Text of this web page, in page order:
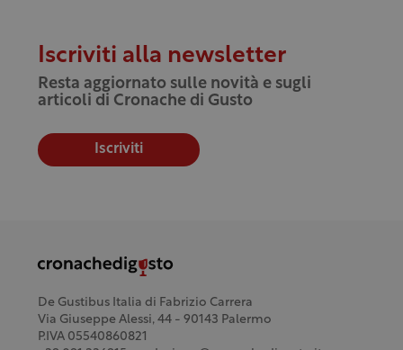
Iscriviti alla newsletter
Resta aggiornato sulle novità e sugli
articoli di Cronache di Gusto
Iscriviti
De Gustibus Italia di Fabrizio Carrera
Via Giuseppe Alessi, 44 - 90143 Palermo
P.IVA 05540860821